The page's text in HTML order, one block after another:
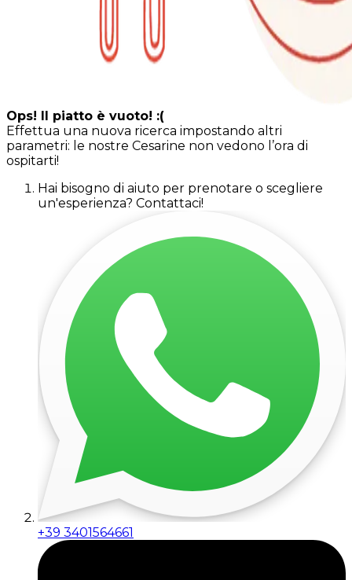
Ops! Il piatto è vuoto! :(
Effettua una nuova ricerca impostando altri
parametri: le nostre Cesarine non vedono l’ora di
ospitarti!
Hai bisogno di aiuto per prenotare o scegliere
un'esperienza? Contattaci!
+39 3401564661